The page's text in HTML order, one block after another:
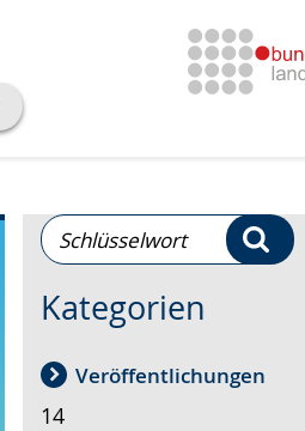
Schlüsselwort-
Suche
Suchen
Kategorien
Veröffentlichungen
14